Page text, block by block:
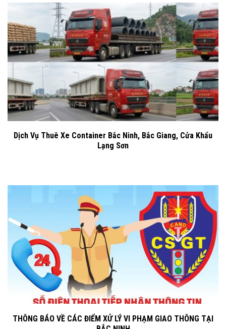
Dịch Vụ Thuê Xe Container Bắc Ninh, Bắc Giang, Cửa Khẩu
Lạng Sơn
THÔNG BÁO VỀ CÁC ĐIỂM XỬ LÝ VI PHẠM GIAO THÔNG TẠI